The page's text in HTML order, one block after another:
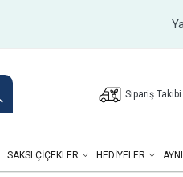
Sipariş Takibi
SAKSI ÇIÇEKLER HEDIYELER